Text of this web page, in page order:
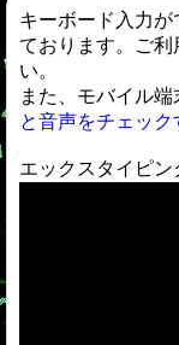
キーボード入力
ております。ご利
い。
また、モバイル
と音声をチェック
エックスタイピン